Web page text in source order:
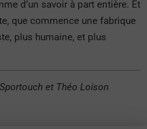
d’un savoir à part entière. Et
que commence une fabrique
plus humaine, et plus
et Théo Loison